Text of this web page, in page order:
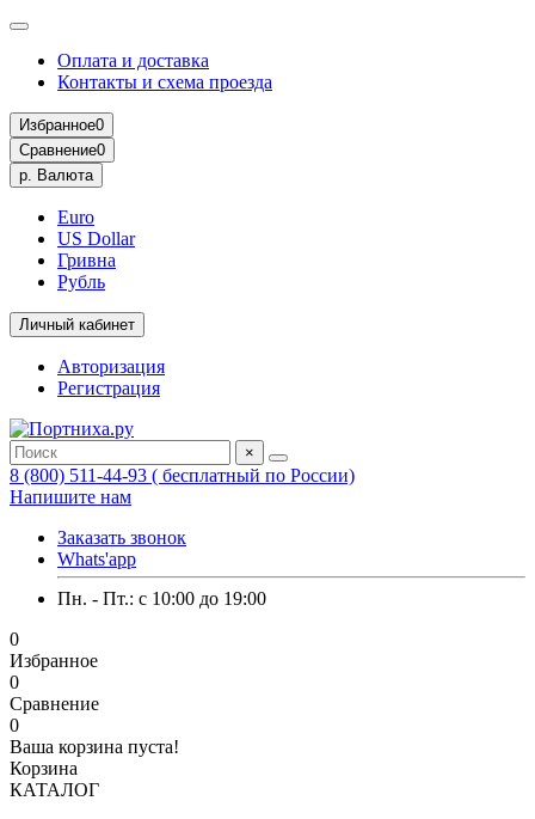
Оплата и доставка
Контакты и схема проезда
Избранное0
Сравнение0
р. Валюта
Euro
US Dollar
Гривна
Рубль
Личный кабинет
Авторизация
Регистрация
×
8 (800) 511-44-93 ( бесплатный по России)
Напишите нам
Заказать звонок
Whats'app
Пн. - Пт.: c 10:00 до 19:00
0
Избранное
0
Сравнение
0
Ваша корзина пуста!
Корзина
КАТАЛОГ